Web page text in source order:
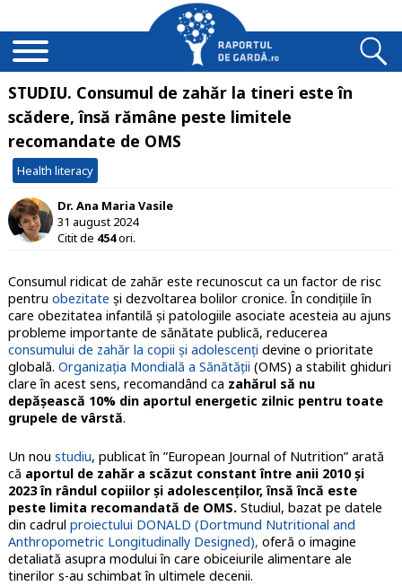
STUDIU. Consumul de zahăr la tineri este în
scădere, însă rămâne peste limitele
recomandate de OMS
Health literacy
Dr. Ana Maria Vasile
31 august 2024
Citit de 454ori.
Consumul ridicat de zahăr este recunoscut ca un factor de risc
pentru obezitate și dezvoltarea bolilor cronice. În condițiile în
care obezitatea infantilă și patologiile asociate acesteia au ajuns
probleme importante de sănătate publică, reducerea
consumului de zahăr la copii și adolescenți devine o prioritate
globală. Organizația Mondială a Sănătății (OMS) a stabilit ghiduri
clare în acest sens, recomandând ca zahărul să nu
depășească 10% din aportul energetic zilnic pentru toate
grupele de vârstă.
Un nou studiu, publicat în ”European Journal of Nutrition” arată
că aportul de zahăr a scăzut constant între anii 2010 și
2023 în rândul copiilor și adolescenților, însă încă este
peste limita recomandată de OMS.Studiul, bazat pe datele
din cadrul proiectului DONALD (Dortmund Nutritional and
Anthropometric Longitudinally Designed), oferă o imagine
detaliată asupra modului în care obiceiurile alimentare ale
tinerilor s-au schimbat în ultimele decenii.